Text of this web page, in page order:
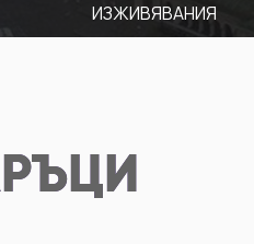
ИЗЖИВЯВАНИЯ